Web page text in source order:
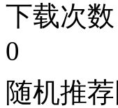
下载次
0
随机推